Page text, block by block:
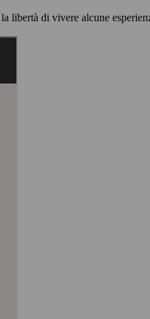
libertà di vivere alcune